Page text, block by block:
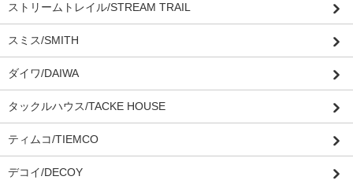
ストリームトレイル/STREAM TRAIL
スミス/SMITH
ダイワ/DAIWA
タックルハウス/TACKE HOUSE
ティムコ/TIEMCO
デコイ/DECOY